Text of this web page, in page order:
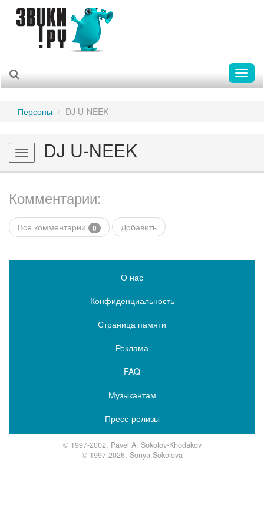
Персоны DJ U-NEEK
Toggle
navigation
DJ U-NEEK
Комментарии:
Все комментарии 0 Добавить
О нас
Конфиденциальность
Страница памяти
Реклама
FAQ
Музыкантам
Пресс-релизы
© 1997-2002, Pavel A. Sokolov-Khodakov
© 1997-2026, Sonya Sokolova